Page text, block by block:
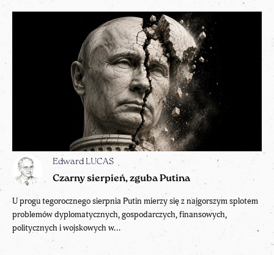
Edward LUCAS
Czarny sierpień, zguba Putina
U progu tegorocznego sierpnia Putin mierzy się z najgorszym splotem
problemów dyplomatycznych, gospodarczych, finansowych,
politycznych i wojskowych w...